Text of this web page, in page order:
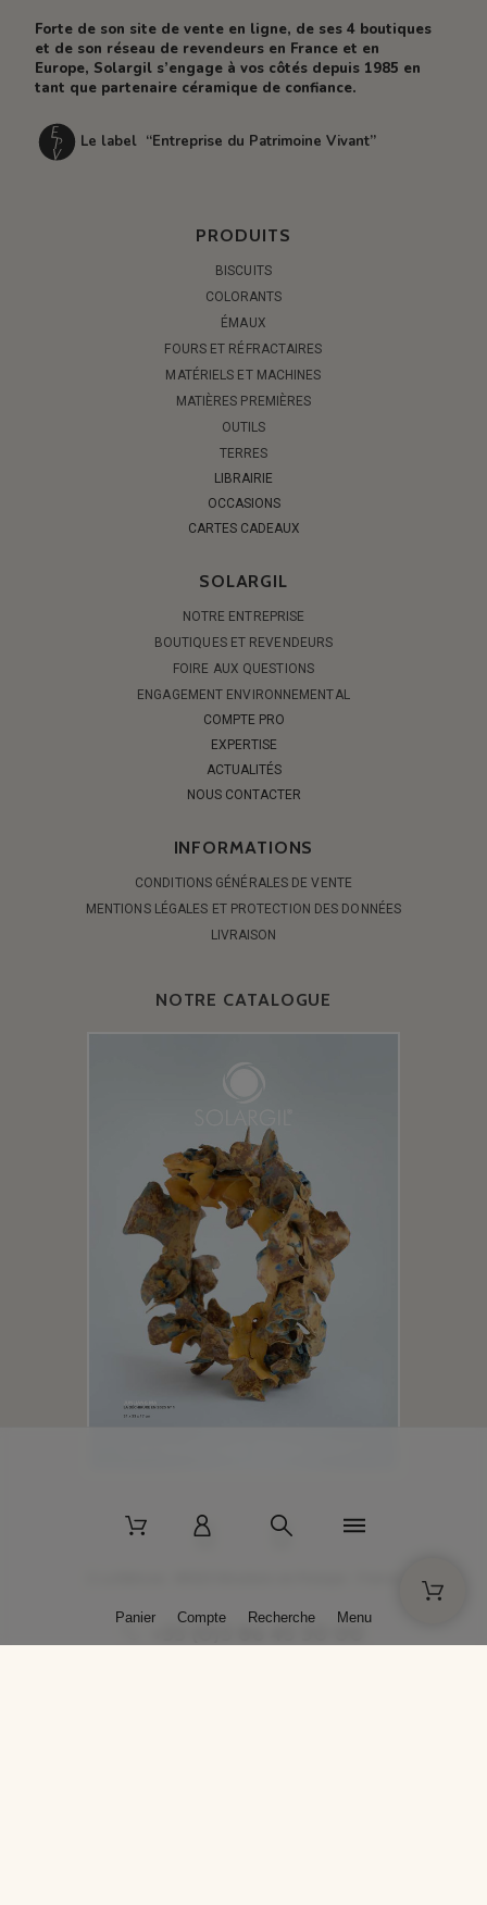
Forte de son site de vente en ligne, de ses 4 boutiques
et de son réseau de revendeurs en France et en
Europe, Solargil s’engage à vos côtés depuis 1985 en
tant que partenaire céramique de confiance.
Le label “Entreprise du Patrimoine Vivant”
PRODUITS
BISCUITS
COLORANTS
ÉMAUX
FOURS ET RÉFRACTAIRES
MATÉRIELS ET MACHINES
MATIÈRES PREMIÈRES
OUTILS
TERRES
LIBRAIRIE
OCCASIONS
CARTES CADEAUX
SOLARGIL
NOTRE ENTREPRISE
BOUTIQUES ET REVENDEURS
FOIRE AUX QUESTIONS
ENGAGEMENT ENVIRONNEMENTAL
COMPTE PRO
EXPERTISE
ACTUALITÉS
NOUS CONTACTER
INFORMATIONS
CONDITIONS GÉNÉRALES DE VENTE
MENTIONS LÉGALES ET PROTECTION DES DONNÉES
LIVRAISON
NOTRE CATALOGUE
+33 (0)3 86 45 50 00
Panier Compte Recherche Menu